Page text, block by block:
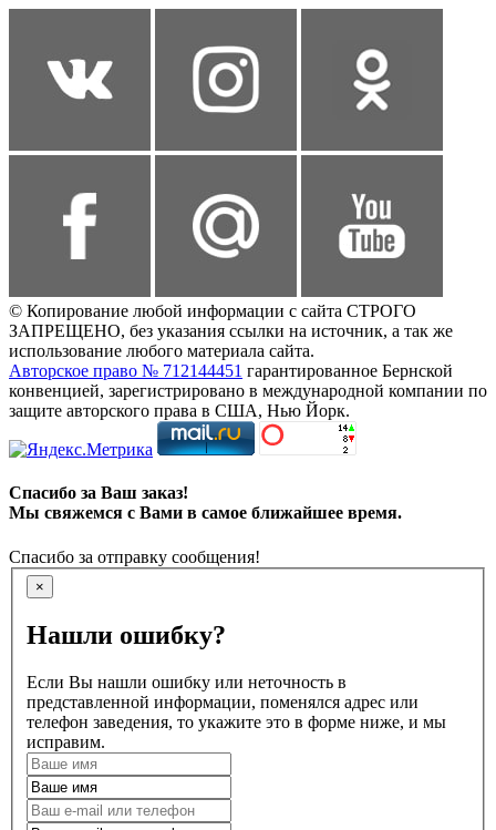
© Копирование любой информации с сайта СТРОГО
ЗАПРЕЩЕНО, без указания ссылки на источник, а так же
использование любого материала сайта.
Авторское право № 712144451 гарантированное Бернской
конвенцией, зарегистрировано в международной компании по
защите авторского права в США, Нью Йорк.
Спасибо за Ваш заказ!
Мы свяжемся с Вами в самое ближайшее время.
Спасибо за отправку сообщения!
×
Нашли ошибку?
Если Вы нашли ошибку или неточность в
представленной информации, поменялся адрес или
телефон заведения, то укажите это в форме ниже, и мы
исправим.